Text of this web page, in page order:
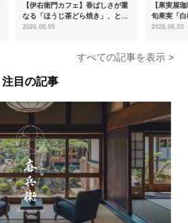
【伊右衛門カフェ】香ばしさが重
なる「ほうじ茶どら焼き」、とろ
ける「宇治抹茶ティラミス」が新
2026.08.05
【果実屋
旬果実「
限定販売
2026.08.03
すべての記事を表示 >
注目の記事